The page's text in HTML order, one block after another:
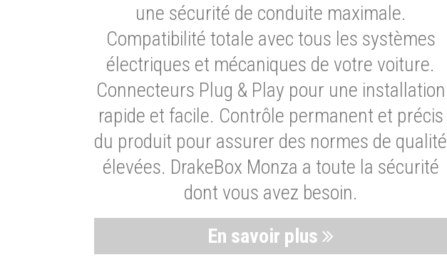
une sécurité de conduite maximale.
Compatibilité totale avec tous les systèmes
électriques et mécaniques de votre voiture.
Connecteurs Plug & Play pour une installation
rapide et facile. Contrôle permanent et précis
du produit pour assurer des normes de qualité
élevées. DrakeBox Monza a toute la sécurité
dont vous avez besoin.
En savoir plus